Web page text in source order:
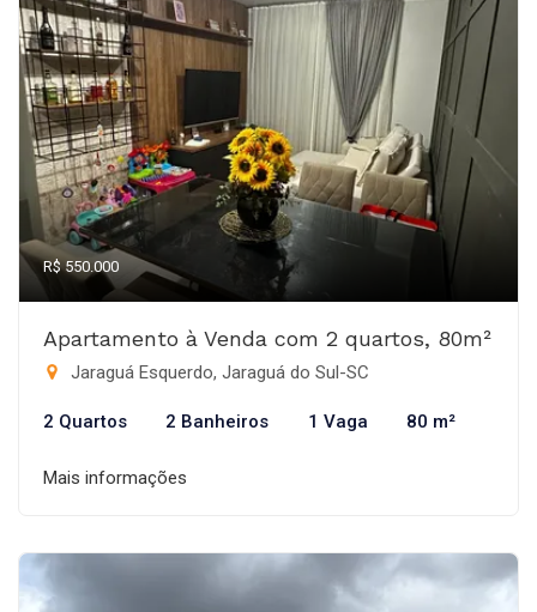
R$ 550.000
Apartamento à Venda com 2 quartos, 80m²
Jaraguá Esquerdo, Jaraguá do Sul-SC
2 Quartos 2 Banheiros 1 Vaga 80 m²
Mais informações